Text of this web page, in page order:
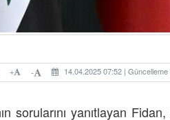
14.04.2025 07:52 |
-
+
sorularını yanıtlayan